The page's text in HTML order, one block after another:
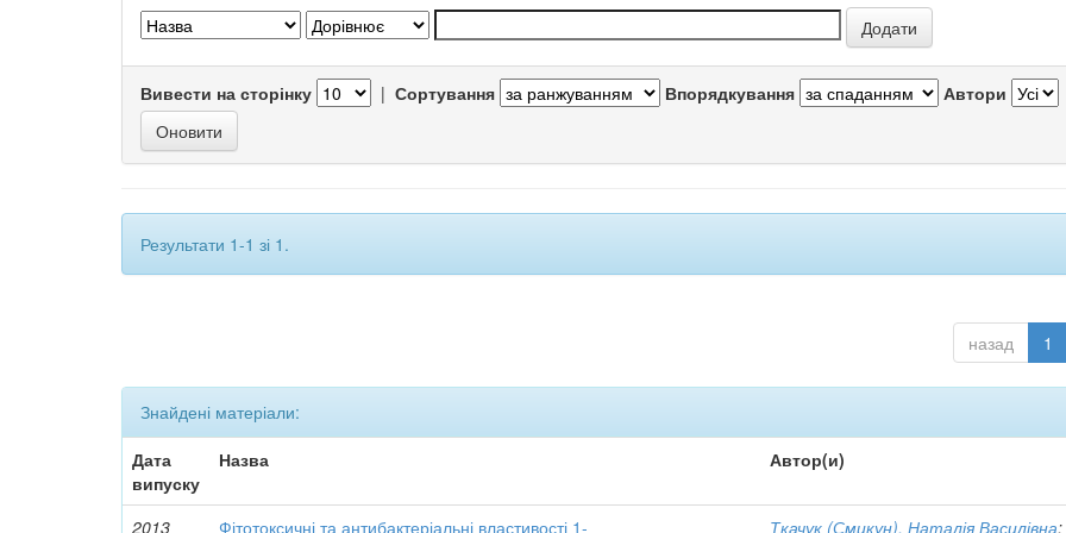
Вивести на сторінку | Сортування Впорядкування Автори
Результати 1-1 зі 1.
назад 1
Знайдені матеріали:
Дата
випуску
Назва Автор(и)
2013 Фітотоксичні та антибактеріальні властивості 1- Ткачук (Смикун), Наталія Василівна;